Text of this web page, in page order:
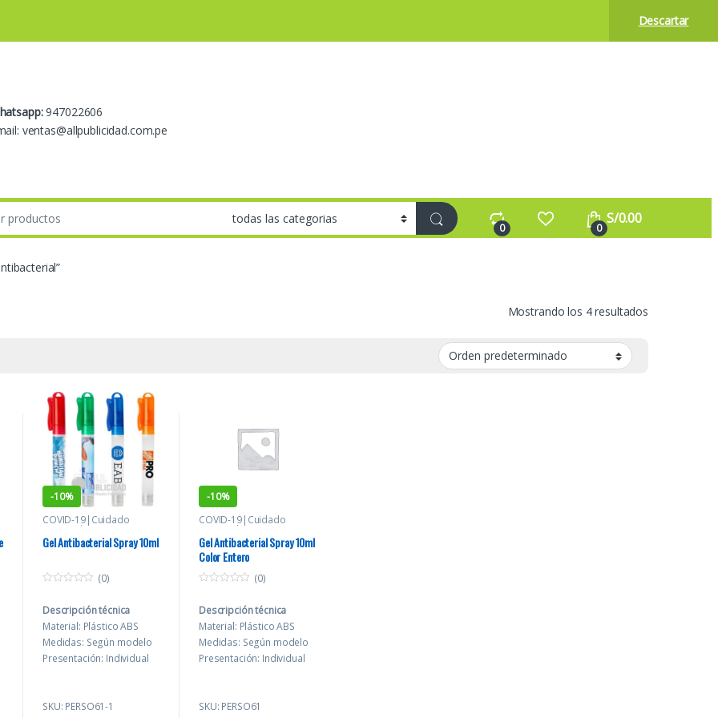
Descartar
947022606
ventas@allpublicidad.com.pe
0 0
S/0.00
Mostrando los 4 resultados
-10%
COVID-19|Cuidado
Personal
Gel Antibacterial Spray 10ml
u
o
f
5
(0)
Descripción técnica
Material: Plástico ABS
Medidas: Según modelo
Presentación: Individual
Serigrafía / Tampografía
SKU: PERSO61-1
-10%
COVID-19|Cuidado
Personal
Gel Antibacterial Spray 10ml
Color Entero
u
o
f
5
(0)
Descripción técnica
Material: Plástico ABS
Medidas: Según modelo
Presentación: Individual
Serigrafía / Tampografía
SKU: PERSO61